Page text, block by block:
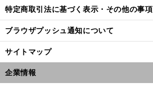
特定商取引法に基づく表示・その他の事項
ブラウザプッシュ通知について
サイトマップ
企業情報